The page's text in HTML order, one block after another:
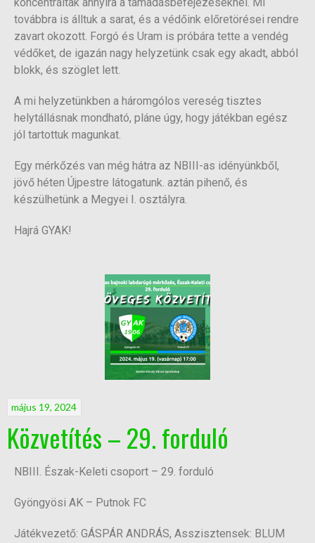
továbbra is álltuk a sarat, és a védőink előretörései rendre
zavart okozott. Forgó és Uram is próbára tette a vendég
védőket, de igazán nagy helyzetünk csak egy akadt, abból
blokk, és szöglet lett.
A mi helyzetünkben a háromgólos vereség tisztes
helytállásnak mondható, pláne úgy, hogy játékban egész
jól tartottuk magunkat.
Egy mérkőzés van még hátra az NBIII-as idényünkből,
jövő héten Újpestre látogatunk. aztán pihenő, és
készülhetünk a Megyei I. osztályra.
Hajrá GYAK!
május 19, 2024
Közvetítés – 29. forduló
NBIII. Észak-Keleti csoport – 29. forduló
Gyöngyösi AK – Putnok FC
Játékvezető: GÁSPÁR ANDRÁS, Asszisztensek: BLUM